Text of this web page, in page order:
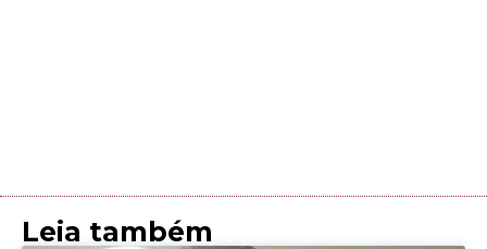
Leia também